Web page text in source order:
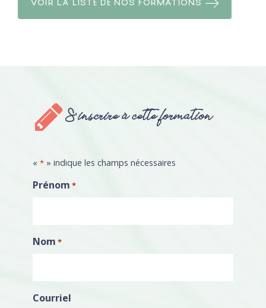
VOIR LA LISTE DE NOS FORMATIONS
S'inscrire à cette formation
« *» indique les champs nécessaires
Prénom *
Nom *
Courriel